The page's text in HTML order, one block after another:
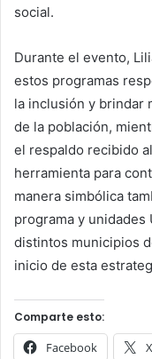
social.
Durante el evento,
estos programas
la inclusión y brindar
de la población,
el respaldo recibido
herramienta para
manera simbólica
programa y unidades
distintos municipios
inicio de esta
Comparte esto:
Facebook X